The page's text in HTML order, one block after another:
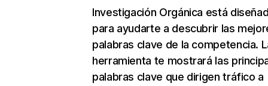
Investigación Orgánica está
para ayudarte a descubrir las
palabras clave de la competencia.
herramienta te mostrará las
palabras clave que dirigen tráfico a